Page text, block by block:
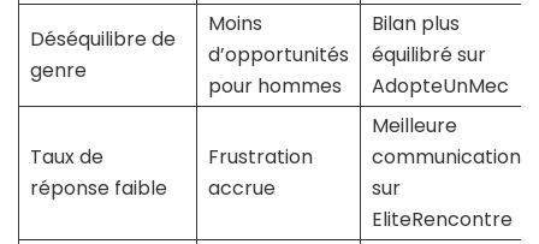
Déséquilibre de
genre
Moins
d’opportunités
pour hommes
Bilan plus
équilibré sur
AdopteUnMec
Taux de
réponse faible
Frustration
accrue
Meilleure
communication
sur
EliteRencontre